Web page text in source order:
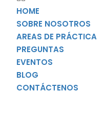
HOME
SOBRE NOSOTROS
AREAS DE PRÁCTICA
PREGUNTAS
EVENTOS
BLOG
CONTÁCTENOS